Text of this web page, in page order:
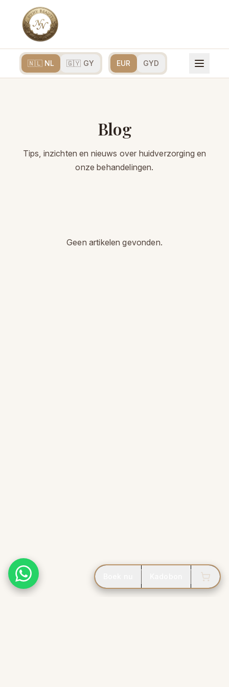
🇳🇱 NL 🇬🇾 GY EUR GYD
Blog
Tips, inzichten en nieuws over huidverzorging en
onze behandelingen.
Geen artikelen gevonden.